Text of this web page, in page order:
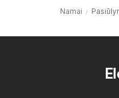
Namai